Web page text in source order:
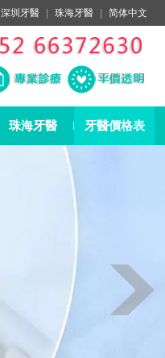
深圳牙醫 珠海牙醫 简体中文
珠海牙醫 牙醫價格表